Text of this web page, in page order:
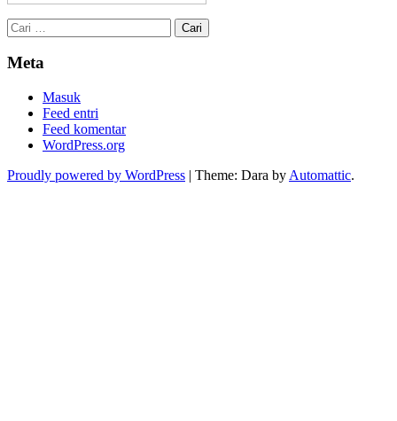
Cari
untuk:
Meta
Masuk
Feed entri
Feed komentar
WordPress.org
Proudly powered by WordPress | Theme: Dara by Automattic.